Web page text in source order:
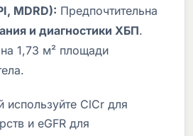
MDRD): Предпочтительна
и диагностики ХБП.
1,73 м² площади
используйте ClCr для
и eGFR для